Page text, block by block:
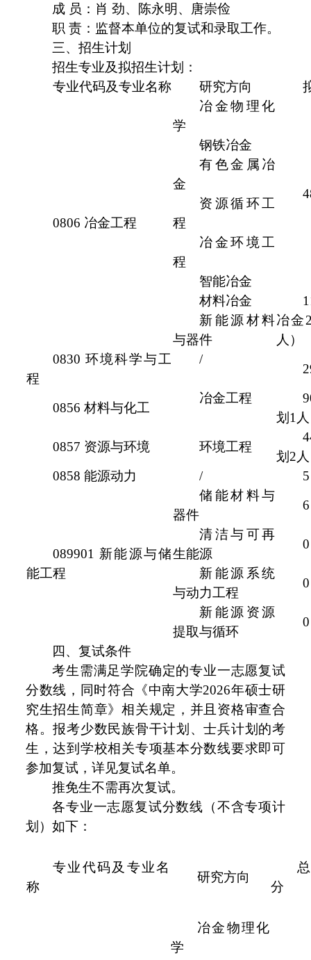
成 员：肖 劲、陈永明、唐崇俭
职 责：监督本单位的复试和录取工作。
三、招生计划
招生专业及拟招生计划：
专业代码及专业名称
研究方向
0806 冶金工程
冶金物理化
学
钢铁冶金
有色金属冶
金
资源循环工
程
冶金环境工
程
智能冶金
材料冶金
冶金
人）
新能源材料
与器件
0830 环境科学与工
程
/
0856 材料与化工
冶金工程
划1
0857 资源与环境
环境工程
划2
0858 能源动力
/
089901 新能源与储
能工程
储能材料与
器件
清洁与可再
生能源
新能源系统
与动力工程
新能源资源
提取与循环
四、复试条件
考生需满足学院确定的专业一志愿复试
分数线，同时符合《中南大学2026年硕士研
究生招生简章》相关规定，并且资格审查合
格。报考少数民族骨干计划、士兵计划的考
生，达到学校相关专项基本分数线要求即可
参加复试，详见复试名单。
推免生不需再次复试。
各专业一志愿复试分数线（不含专项计
划）如下：
专业代码及专业名
称
研究方向
总
分
冶金物理化
学